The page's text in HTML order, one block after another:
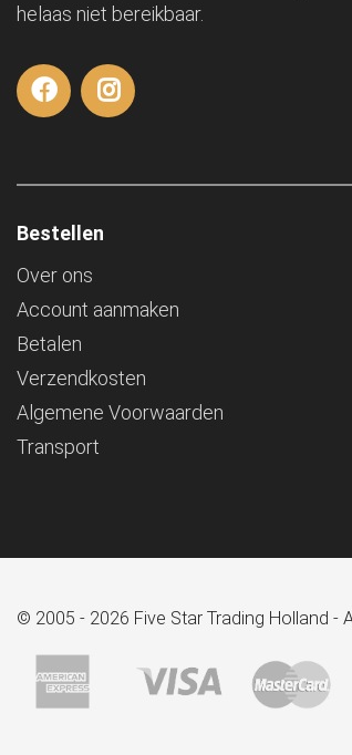
helaas niet bereikbaar.
Bestellen
Over ons
Account aanmaken
Betalen
Verzendkosten
Algemene Voorwaarden
Transport
© 2005 - 2026 Five Star Trading Holland -